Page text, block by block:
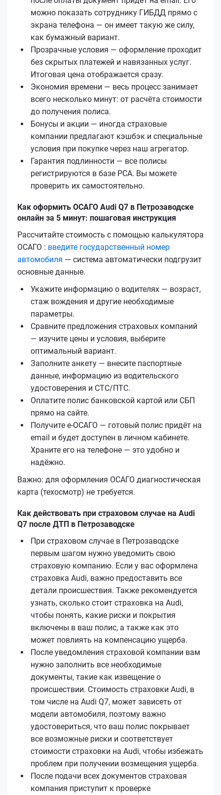
можно показать сотруднику ГИБДД прямо с
экрана телефона — он имеет такую же силу,
как бумажный вариант.
Прозрачные условия — оформление проходит
без скрытых платежей и навязанных услуг.
Итоговая цена отображается сразу.
Экономия времени — весь процесс занимает
всего несколько минут: от расчёта стоимости
до получения полиса.
Бонусы и акции — иногда страховые
компании предлагают кэшбэк и специальные
условия при покупке через наш агрегатор.
Гарантия подлинности — все полисы
регистрируются в базе РСА. Вы можете
проверить их самостоятельно.
Как оформить ОСАГО Audi Q7 в Петрозаводске
онлайн за 5 минут: пошаговая инструкция
Рассчитайте стоимость с помощью калькулятора
ОСАГО : введите государственный номер
автомобиля — система автоматически подгрузит
основные данные.
Укажите информацию о водителях — возраст,
стаж вождения и другие необходимые
параметры.
Сравните предложения страховых компаний
— изучите цены и условия, выберите
оптимальный вариант.
Заполните анкету — внесите паспортные
данные, информацию из водительского
удостоверения и СТС/ПТС.
Оплатите полис банковской картой или СБП
прямо на сайте.
Получите е‑ОСАГО — готовый полис придёт на
email и будет доступен в личном кабинете.
Храните его на телефоне — это удобно и
надёжно.
Важно: для оформления ОСАГО диагностическая
карта (техосмотр) не требуется.
Как действовать при страховом случае на Audi
Q7 после ДТП в Петрозаводске
При страховом случае в Петрозаводске
первым шагом нужно уведомить свою
страховую компанию. Если у вас оформлена
страховка Audi, важно предоставить все
детали происшествия. Также рекомендуется
узнать, сколько стоит страховка на Audi,
чтобы понять, какие риски и покрытия
включены в ваш полис, а также как это
может повлиять на компенсацию ущерба.
После уведомления страховой компании вам
нужно заполнить все необходимые
документы, такие как извещение о
происшествии. Стоимость страховки Audi, в
том числе на Audi Q7, может зависеть от
модели автомобиля, поэтому важно
удостовериться, что ваш полис покрывает
все возможные риски и соответствует
стоимости страховки на Audi, чтобы избежать
проблем при получении возмещения ущерба.
После подачи всех документов страховая
компания приступит к проверке